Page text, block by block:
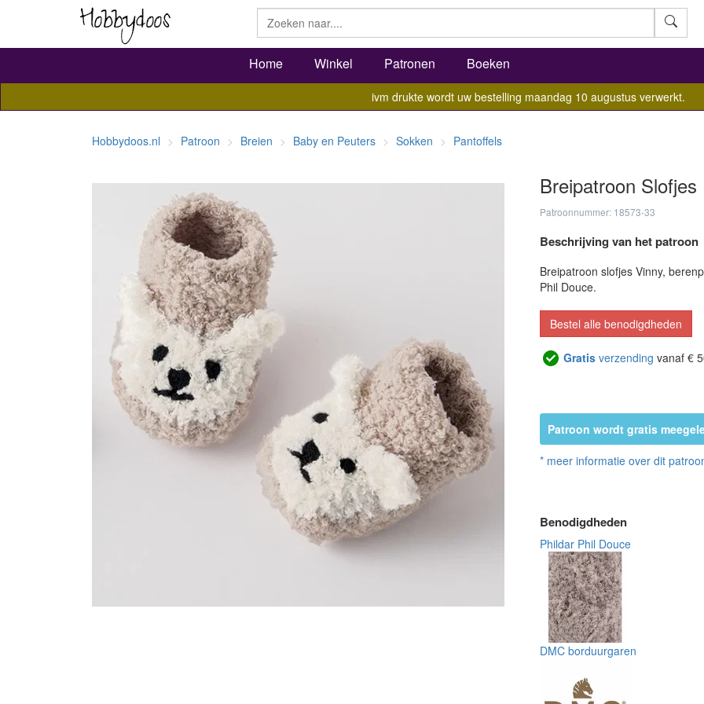
Home Winkel Patronen Boeken
ivm drukte wordt uw bestelling maandag 10 augustus verwerkt.
Hobbydoos.nl Patroon Breien Baby en Peuters Sokken Pantoffels
Breipatroon Slofjes
Patroonnummer: 18573-33
Beschrijving van het patroon
Breipatroon slofjes Vinny,
Phil Douce.
Bestel alle benodigdheden
Gratis verzending vanaf €
Patroon wordt gratis
* meer informatie over dit
Benodigdheden
Phildar Phil Douce
DMC borduurgaren